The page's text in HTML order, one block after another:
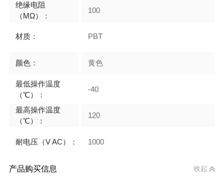
绝缘电阻
（MΩ）：
100
材质： PBT
颜色： 黄色
最低操作温度
（℃）：
-40
最高操作温度
（℃）：
120
耐电压（V AC）： 1000
产品购买信息 收起